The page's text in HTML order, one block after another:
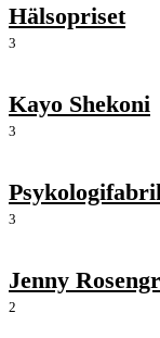
Hälsopriset
3
Kayo Shekoni
3
3
Jenny
2